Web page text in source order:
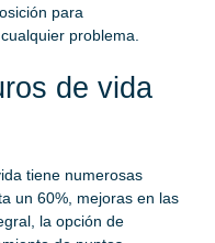
para
problema.
de vida
tiene numerosas
un 60%, mejoras en las
la opción de